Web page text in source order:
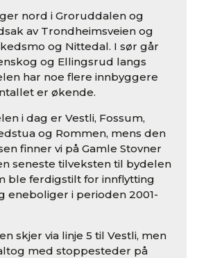
nord i Groruddalen og
av Trondheimsveien og
og Nittedal. I sør går
og Ellingsrud langs
har noe flere innbyggere
er økende.
i dag er Vestli, Fossum,
og Rommen, mens den
finner vi på Gamle Stovner
seneste tilveksten til bydelen
ble ferdigstilt for innflytting
eneboliger i perioden 2001-
skjer via linje 5 til Vestli, men
med stoppesteder på